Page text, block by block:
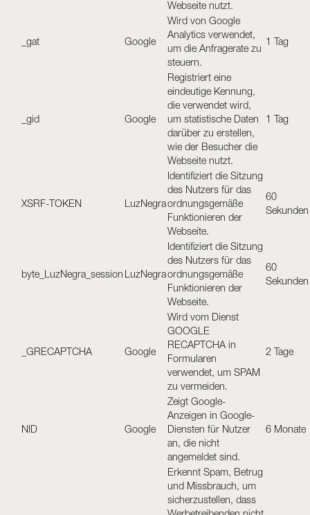
Webseite nutzt.
_gat Google
Wird von Google
Analytics verwendet,
um die Anfragerate zu
steuern.
1 Tag
_gid Google
Registriert eine
eindeutige Kennung,
die verwendet wird,
um statistische Daten
darüber zu erstellen,
wie der Besucher die
Webseite nutzt.
1 Tag
XSRF-TOKEN LuzNegra
Identifiziert die Sitzung
des Nutzers für das
ordnungsgemäße
Funktionieren der
Webseite.
60
Sekunden
byte_LuzNegra_session LuzNegra
Identifiziert die Sitzung
des Nutzers für das
ordnungsgemäße
Funktionieren der
Webseite.
60
Sekunden
_GRECAPTCHA Google
Wird vom Dienst
GOOGLE
RECAPTCHA in
Formularen
verwendet, um SPAM
zu vermeiden.
2 Tage
NID Google
Zeigt Google-
Anzeigen in Google-
Diensten für Nutzer
an, die nicht
angemeldet sind.
6 Monate
Erkennt Spam, Betrug
und Missbrauch, um
sicherzustellen, dass